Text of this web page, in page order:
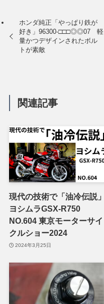
ホンダ純正「やっぱり鉄が
好き」96300-□□□◎◎07 軽
量かつデザインされたボル
トが素敵
関連記事
現代の技術で「油冷伝説」
ヨシムラGSX-R750
NO.604 東京モーターサイ
クルショー2024
2024年3月25日